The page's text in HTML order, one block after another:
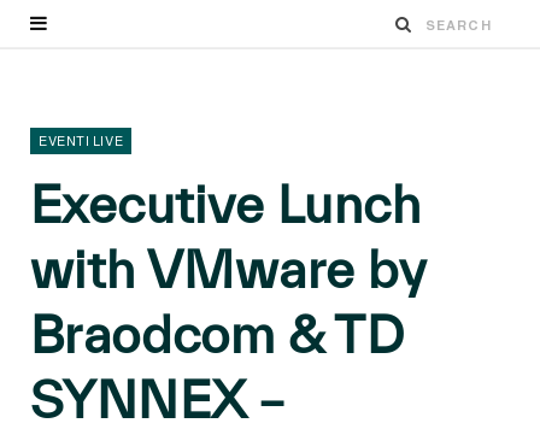
EVENTI LIVE
Executive Lunch
with VMware by
Braodcom & TD
SYNNEX –